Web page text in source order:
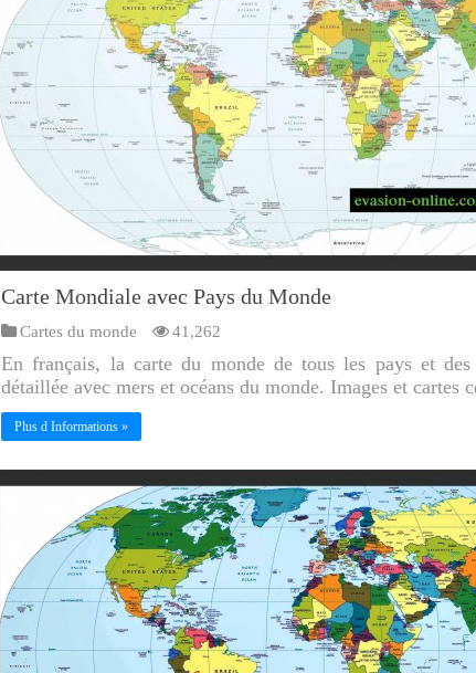
Carte Mondiale avec Pays du Monde
Cartes du monde 41,262
En français, la carte du monde de tous les pays et des
détaillée avec mers et océans du monde. Images et cartes
Plus d Informations »